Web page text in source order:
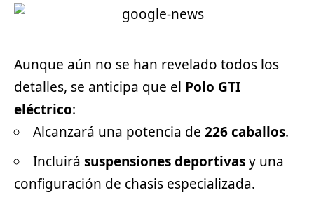
Aunque aún no se han revelado todos los
detalles, se anticipa que el Polo GTI
eléctrico:
Alcanzará una potencia de 226 caballos.
Incluirá suspensiones deportivasy una
configuración de chasis especializada.